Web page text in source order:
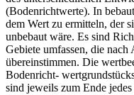
(Bodenrichtwerte). In
dem Wert zu ermitteln, der
unbebaut wäre. Es sind
Gebiete umfassen, die
übereinstimmen. Die
Bodenricht-
sind jeweils zum Ende